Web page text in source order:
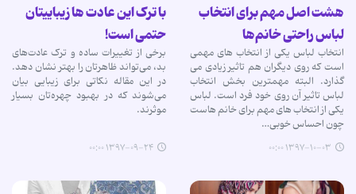
هشت اصل مهم برای انتخاب
لباس راحتی خانم‌ها
انتخاب لباس یکی از انتخاب های مهمی
است که روی دیگران هم تاثیر زیادی می
گذارد. البته مهمترین بخش انتخاب
لباس تاثیر آن روی خود فرد است. لباس
یکی از انتخاب های مهم برای خانم هاست
چون احساس خوبی…
۱۳۹۷-۱۰-۰۳ ۰۰:۰۰
با ترک این عادت ها زیباییتان
حتمی است!
برخی از تغییرات ساده و ترک عادت‌های
بد، می‌تواند ظاهرتان را بهتر نشان دهد.
در این مقاله نکاتی برای زیبایی بیان
می‌شوند که در بهبود چهره‌تان بسیار
موثرند.
۱۳۹۷-۰۹-۲۴ ۰۰:۰۰